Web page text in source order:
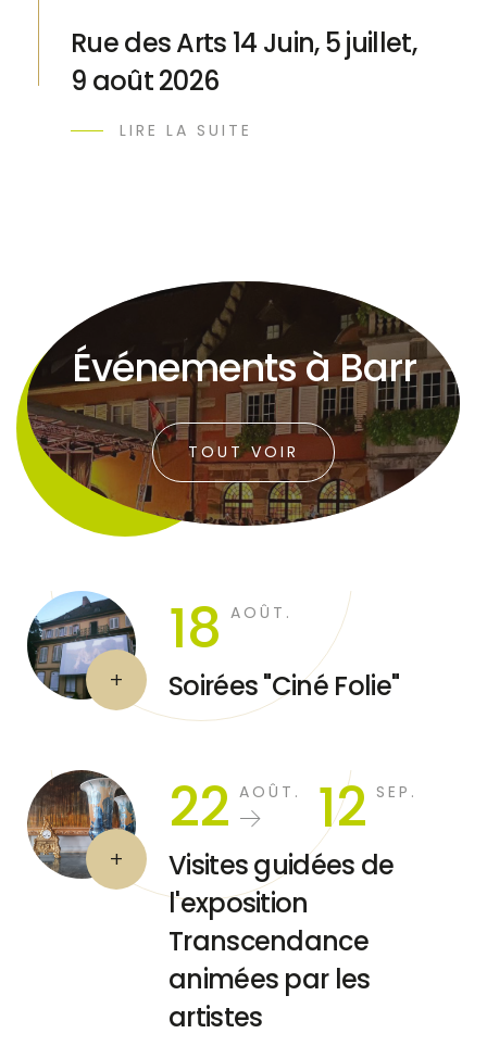
Rue des Arts 14 Juin, 5 juillet,
9 août 2026
LIRE LA SUITE
Événements à Barr
TOUT VOIR
18 AOÛT.
Soirées "Ciné Folie"
22 AOÛT. 12 SEP.
Visites guidées de
l'exposition
Transcendance
animées par les
artistes